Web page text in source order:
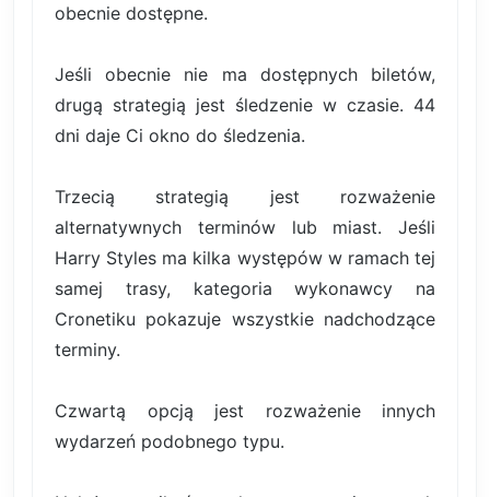
obecnie dostępne.
Jeśli obecnie nie ma dostępnych biletów,
drugą strategią jest śledzenie w czasie. 44
dni daje Ci okno do śledzenia.
Trzecią strategią jest rozważenie
alternatywnych terminów lub miast. Jeśli
Harry Styles ma kilka występów w ramach tej
samej trasy, kategoria wykonawcy na
Cronetiku pokazuje wszystkie nadchodzące
terminy.
Czwartą opcją jest rozważenie innych
wydarzeń podobnego typu.